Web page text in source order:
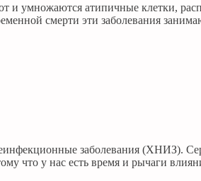
и умножаются атипичные клетки,
смерти эти заболевания
заболевания (ХНИЗ).
что у нас есть время и рычаги